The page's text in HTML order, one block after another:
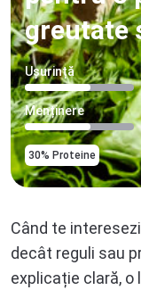
greutate
Ușurință
Menținere
30% Proteine
Când te
decât reguli sau
explicație clară, o